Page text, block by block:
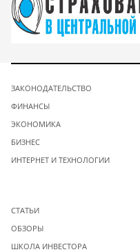
ЗАКОНОДАТЕЛЬСТВО
ФИНАНСЫ
ЭКОНОМИКА
БИЗНЕС
ИНТЕРНЕТ И ТЕХНОЛОГИИ
СТАТЬИ
ОБЗОРЫ
ШКОЛА ИНВЕСТОРА